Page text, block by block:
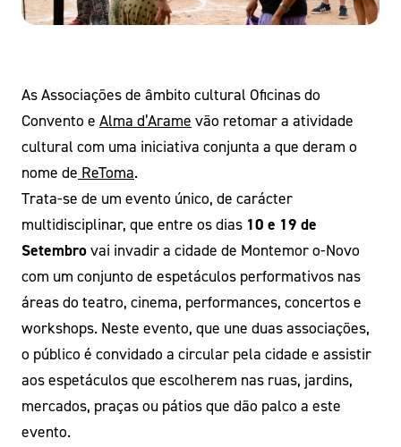
As Associações de âmbito cultural Oficinas do
Convento e Alma d’Arame vão retomar a atividade
cultural com uma iniciativa conjunta a que deram o
nome de ReToma.
Trata-se de um evento único, de carácter
multidisciplinar, que entre os dias 10 e 19 de
Setembrovai invadir a cidade de Montemor o-Novo
com um conjunto de espetáculos performativos nas
áreas do teatro, cinema, performances, concertos e
workshops. Neste evento, que une duas associações,
o público é convidado a circular pela cidade e assistir
aos espetáculos que escolherem nas ruas, jardins,
mercados, praças ou pátios que dão palco a este
evento.